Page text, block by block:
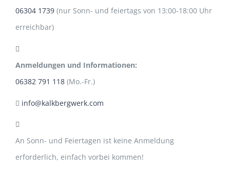
06304 1739 (nur Sonn- und feiertags von 13:00-18:00 Uhr
erreichbar)
Anmeldungen und Informationen:
06382 791 118 (Mo.-Fr.)
info@kalkbergwerk.com
An Sonn- und Feiertagen ist keine Anmeldung
erforderlich, einfach vorbei kommen!